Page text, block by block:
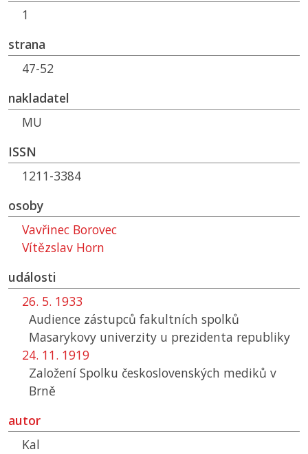
1
strana
47-52
nakladatel
MU
ISSN
1211-3384
osoby
Vavřinec Borovec
Vítězslav Horn
události
26. 5. 1933
Audience zástupců fakultních spolků
Masarykovy univerzity u prezidenta republiky
24. 11. 1919
Založení Spolku československých mediků v
Brně
autor
Kal